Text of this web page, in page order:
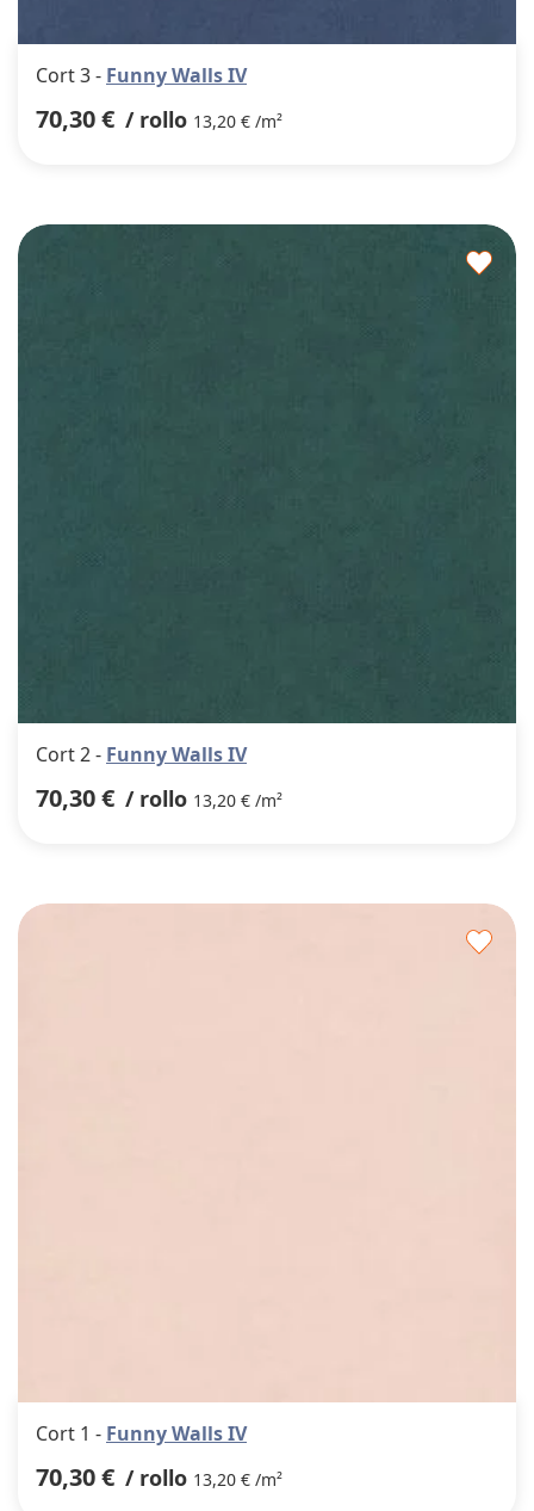
Cort 3 - Funny Walls IV
70,30 € / rollo 13,20 € /m²
Cort 2 - Funny Walls IV
70,30 € / rollo 13,20 € /m²
Cort 1 - Funny Walls IV
70,30 € / rollo 13,20 € /m²